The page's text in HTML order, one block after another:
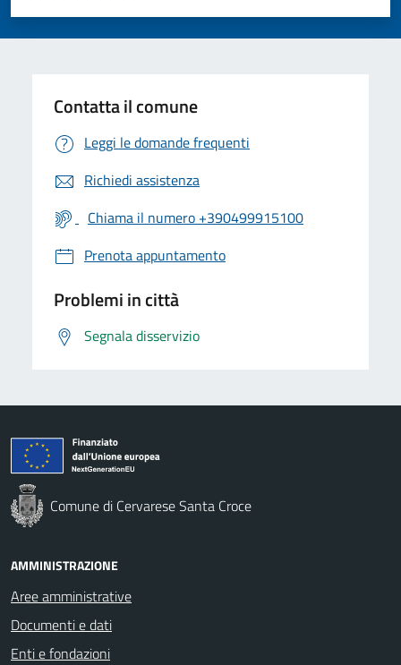
Valuta 5 stelle su 5
Valuta 4 stelle su 5
Valuta 3 stelle su 5
Valuta 2 stelle su 5
Valuta 1 stelle su 5
Contatta il comune
Leggi le domande frequenti
Richiedi assistenza
Chiama il numero +390499915100
Prenota appuntamento
Problemi in città
Segnala disservizio
Comune di Cervarese Santa Croce
AMMINISTRAZIONE
Aree amministrative
Documenti e dati
Enti e fondazioni